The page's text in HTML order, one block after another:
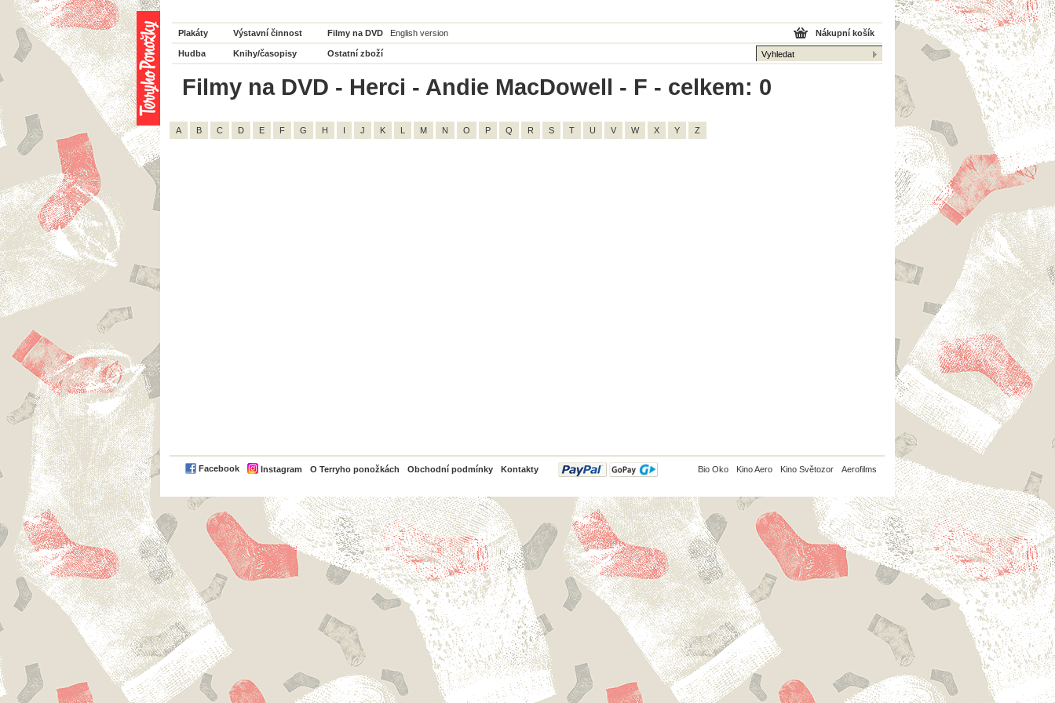
Plakáty Výstavní činnost Filmy na DVD English version
Hudba Knihy/časopisy Ostatní zboží
Nákupní košík
Filmy na DVD - Herci - Andie MacDowell - F - celkem: 0
A B C D E F G H I J K L M N O P Q R S T U V W X Y Z
Facebook Instagram O Terryho ponožkách Obchodní podmínky Kontakty
PayPal Bio Oko Kino Aero Kino Světozor Aerofilms